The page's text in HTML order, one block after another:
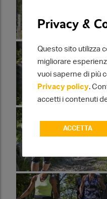
Privacy &
Questo sito utilizza
migliorare
vuoi saperne di più
Privacy policy.
accetti i contenuti
ACCETTA